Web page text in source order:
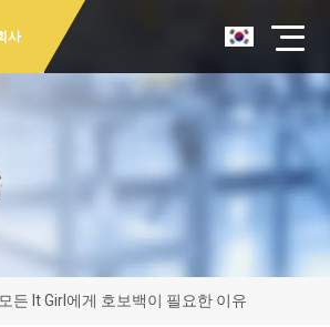
사
모든 It Girl에게 호보백이 필요한 이유